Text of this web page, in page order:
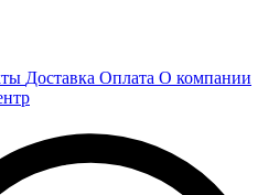
Доставка Оплата О компании